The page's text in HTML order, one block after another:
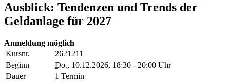
Ausblick: Tendenzen und Trends der
Geldanlage für 2027
Anmeldung möglich
Kursnr.
2621211
Beginn
Do., 10.12.2026, 18:30 - 20:00 Uhr
Dauer
1 Termin